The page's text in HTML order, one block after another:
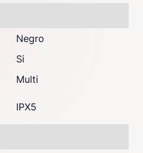
Negro
Si
Multi
IPX5